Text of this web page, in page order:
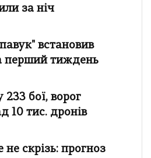
за ніч
встановив
перший тиждень
233 бої, ворог
10 тис. дронів
скрізь: прогноз